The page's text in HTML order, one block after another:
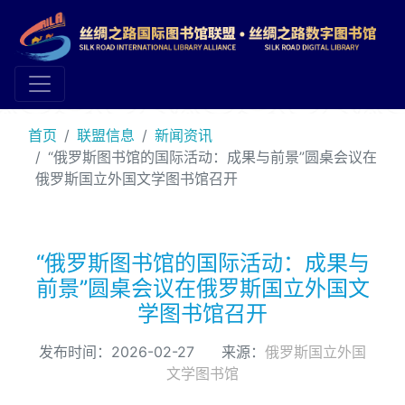
首页 联盟信息
新闻资讯
“俄罗斯图书馆的国际活动：成果与前景”圆桌会议在
俄罗斯国立外国文学图书馆召开
“俄罗斯图书馆的国际活动：成果与
前景”圆桌会议在俄罗斯国立外国文
学图书馆召开
发布时间：2026-02-27 来源： 俄罗斯国立外国
文学图书馆